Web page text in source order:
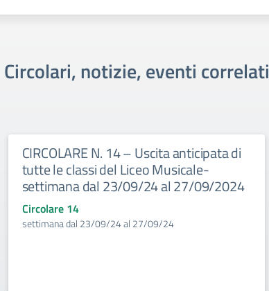
Circolari, notizie, eventi correlati
CIRCOLARE N. 14 – Uscita anticipata di
tutte le classi del Liceo Musicale-
settimana dal 23/09/24 al 27/09/2024
Circolare 14
settimana dal 23/09/24 al 27/09/24